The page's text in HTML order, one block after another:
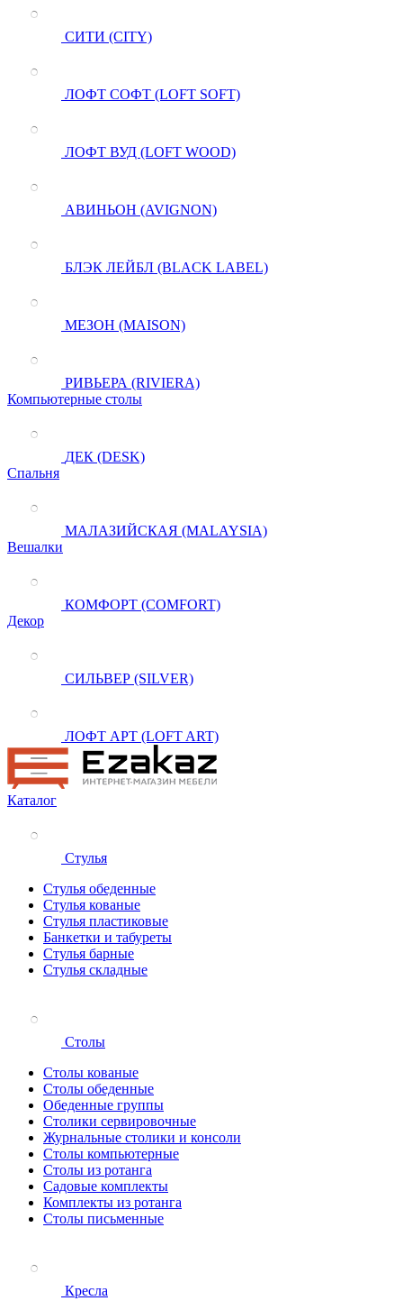
СИТИ (CITY)
ЛОФТ СОФТ (LOFT SOFT)
ЛОФТ ВУД (LOFT WOOD)
АВИНЬОН (AVIGNON)
БЛЭК ЛЕЙБЛ (BLACK LABEL)
МЕЗОН (MAISON)
РИВЬЕРА (RIVIERA)
Компьютерные столы
ДЕК (DESK)
Спальня
МАЛАЗИЙСКАЯ (MALAYSIA)
Вешалки
КОМФОРТ (COMFORT)
Декор
СИЛЬВЕР (SILVER)
ЛОФТ АРТ (LOFT ART)
Каталог
Стулья
Стулья обеденные
Стулья кованые
Стулья пластиковые
Банкетки и табуреты
Стулья барные
Стулья складные
Столы
Столы кованые
Столы обеденные
Обеденные группы
Столики сервировочные
Журнальные столики и консоли
Столы компьютерные
Столы из ротанга
Садовые комплекты
Комплекты из ротанга
Столы письменные
Кресла